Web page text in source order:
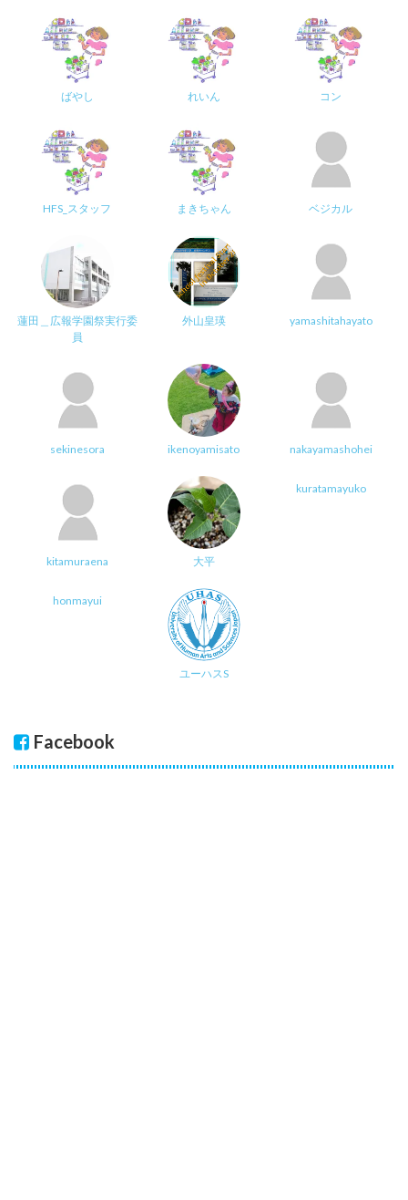
ばやし れいん コン
HFS_スタッフ まきちゃん ベジカル
蓮田＿広報学園祭実行委
員
外山皇瑛 yamashitahayato
sekinesora ikenoyamisato nakayamashohei
kitamuraena 大平
kuratamayuko
honmayui
ユーハスS
Facebook